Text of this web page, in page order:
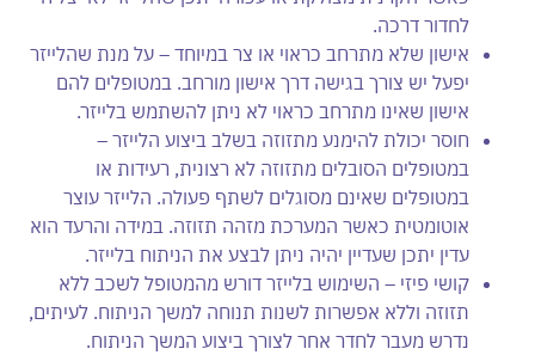
לחדור דרכה.
אישון שלא מתרחב כראוי או צר במיוחד – על מנת שהלייזר
יפעל יש צורך בגישה דרך אישון מורחב. במטופלים להם
אישון שאינו מתרחב כראוי לא ניתן להשתמש בלייזר.
חוסר יכולת להימנע מתזוזה בשלב ביצוע הלייזר –
במטופלים הסובלים מתזוזה לא רצונית, רעידות או
במטופלים שאינם מסוגלים לשתף פעולה. הלייזר עוצר
אוטומטית כאשר המערכת מזהה תזוזה. במידה והרעד הוא
עדין יתכן שעדיין יהיה ניתן לבצע את הניתוח בלייזר.
קושי פיזי – השימוש בלייזר דורש מהמטופל לשכב ללא
תזוזה וללא אפשרות לשנות תנוחה למשך הניתוח. לעיתים,
נדרש מעבר לחדר אחר לצורך ביצוע המשך הניתוח.